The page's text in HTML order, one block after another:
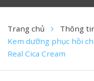
Trang chủ
Thông
Kem dưỡng phục hồi
Real Cica Cream